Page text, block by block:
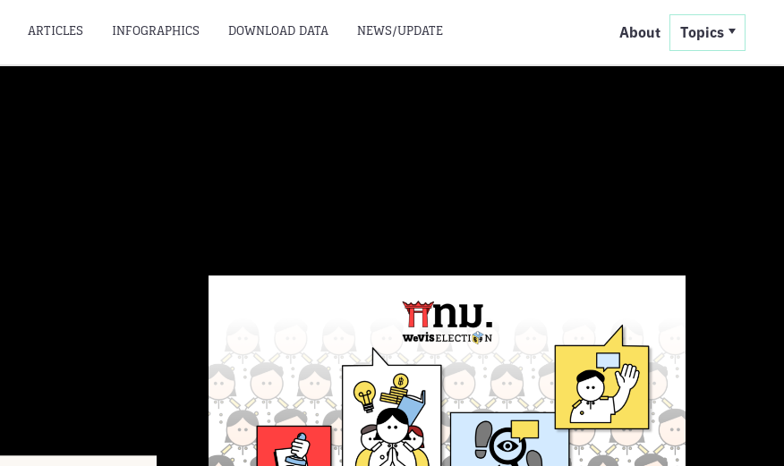
ARTICLES INFOGRAPHICS DOWNLOAD DATA NEWS/UPDATE About Topics